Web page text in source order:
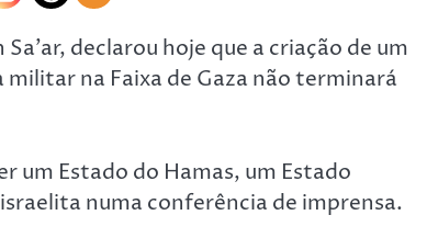
declarou hoje que a criação de um
na Faixa de Gaza não terminará
um Estado do Hamas, um Estado
numa conferência de imprensa.